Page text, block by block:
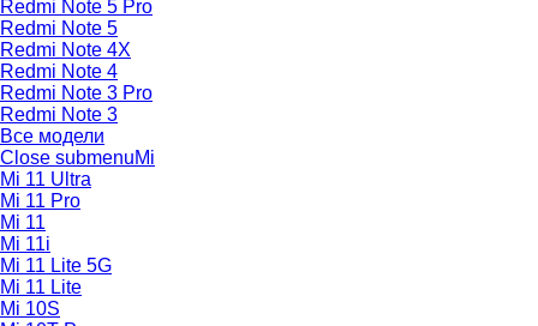
Redmi Note 5 Pro
Redmi Note 5
Redmi Note 4X
Redmi Note 4
Redmi Note 3 Pro
Redmi Note 3
Все модели
Close submenuMi
Mi 11 Ultra
Mi 11 Pro
Mi 11
Mi 11i
Mi 11 Lite 5G
Mi 11 Lite
Mi 10S